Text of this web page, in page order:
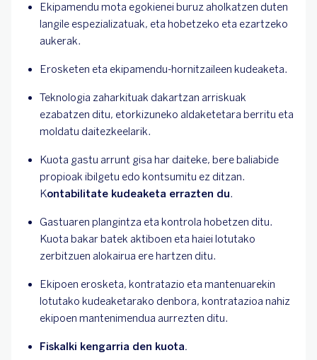
Ekipamendu mota egokienei buruz aholkatzen duten
langile espezializatuak, eta hobetzeko eta ezartzeko
aukerak.
Erosketen eta ekipamendu-hornitzaileen kudeaketa.
Teknologia zaharkituak dakartzan arriskuak
ezabatzen ditu, etorkizuneko aldaketetara berritu eta
moldatu daitezkeelarik.
Kuota gastu arrunt gisa har daiteke, bere baliabide
propioak ibilgetu edo kontsumitu ez ditzan.
Kontabilitate kudeaketa errazten du.
Gastuaren plangintza eta kontrola hobetzen ditu.
Kuota bakar batek aktiboen eta haiei lotutako
zerbitzuen alokairua ere hartzen ditu.
Ekipoen erosketa, kontratazio eta mantenuarekin
lotutako kudeaketarako denbora, kontratazioa nahiz
ekipoen mantenimendua aurrezten ditu.
Fiskalki kengarria den kuota.